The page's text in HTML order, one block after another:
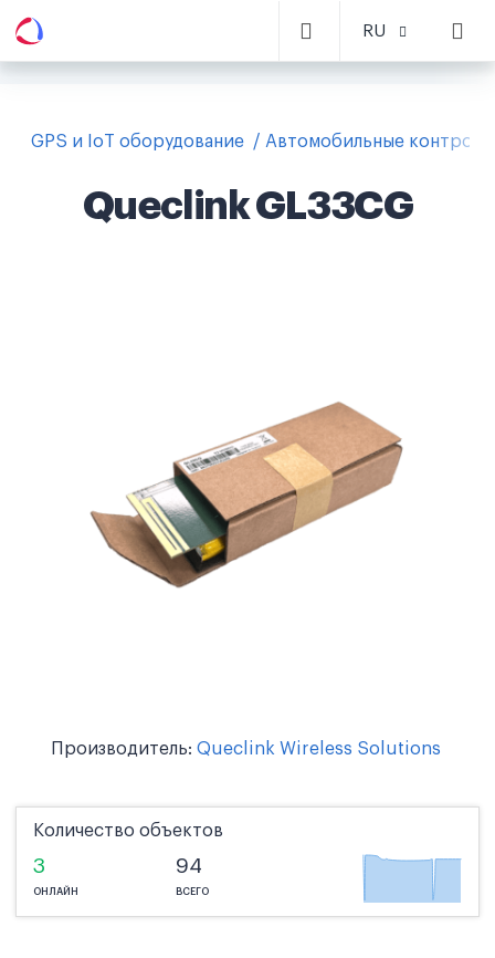
RU
GPS и IoT оборудование Автомобильные
Queclink GL33CG
Производитель: Queclink Wireless Solutions
Количество объектов
3
ОНЛАЙН
94
ВСЕГО